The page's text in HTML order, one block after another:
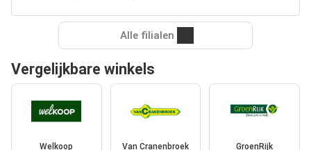
Alle filialen
Vergelijkbare winkels
Welkoop Van Cranenbroek GroenRijk